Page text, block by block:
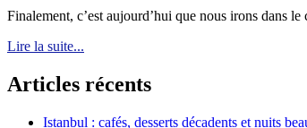
Finalement, c’est aujourd’hui que nous irons dans
Lire la suite...
Articles récents
Istanbul : cafés, desserts décadents et nuits